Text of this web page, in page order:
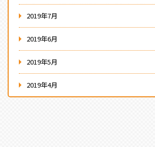
2019年7月
2019年6月
2019年5月
2019年4月